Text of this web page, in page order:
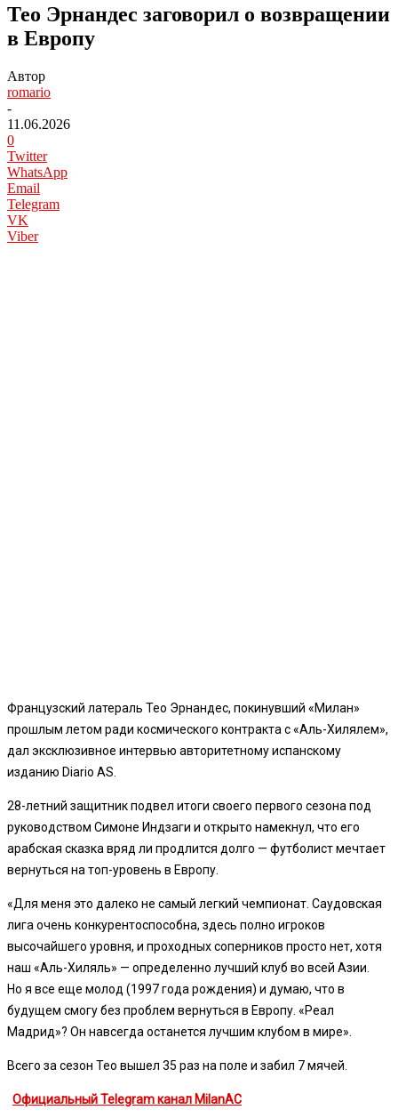
Тео Эрнандес заговорил о возвращении
в Европу
Автор
romario
-
11.06.2026
0
Twitter
WhatsApp
Email
Telegram
VK
Viber
Французский латераль Тео Эрнандес, покинувший «Милан»
прошлым летом ради космического контракта с «Аль-Хилялем»,
дал эксклюзивное интервью авторитетному испанскому
изданию Diario AS.
28-летний защитник подвел итоги своего первого сезона под
руководством Симоне Индзаги и открыто намекнул, что его
арабская сказка вряд ли продлится долго — футболист мечтает
вернуться на топ-уровень в Европу.
«Для меня это далеко не самый легкий чемпионат. Саудовская
лига очень конкурентоспособна, здесь полно игроков
высочайшего уровня, и проходных соперников просто нет, хотя
наш «Аль-Хиляль» — определенно лучший клуб во всей Азии.
Но я все еще молод (1997 года рождения) и думаю, что в
будущем смогу без проблем вернуться в Европу. «Реал
Мадрид»? Он навсегда останется лучшим клубом в мире».
Всего за сезон Тео вышел 35 раз на поле и забил 7 мячей.
Официальный Telegram канал MilanAC